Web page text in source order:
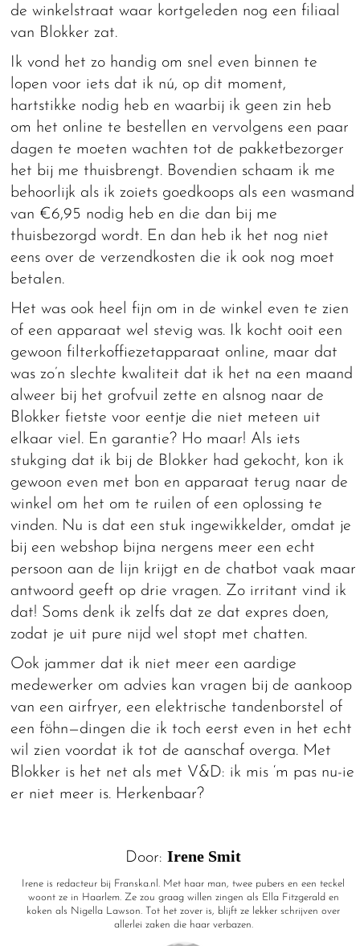
de winkelstraat waar kortgeleden nog een filiaal
van Blokker zat.
Ik vond het zo handig om snel even binnen te
lopen voor iets dat ik nú, op dit moment,
hartstikke nodig heb en waarbij ik geen zin heb
om het online te bestellen en vervolgens een paar
dagen te moeten wachten tot de pakketbezorger
het bij me thuisbrengt. Bovendien schaam ik me
behoorlijk als ik zoiets goedkoops als een wasmand
van €6,95 nodig heb en die dan bij me
thuisbezorgd wordt. En dan heb ik het nog niet
eens over de verzendkosten die ik ook nog moet
betalen.
Het was ook heel fijn om in de winkel even te zien
of een apparaat wel stevig was. Ik kocht ooit een
gewoon filterkoffiezetapparaat online, maar dat
was zo’n slechte kwaliteit dat ik het na een maand
alweer bij het grofvuil zette en alsnog naar de
Blokker fietste voor eentje die niet meteen uit
elkaar viel. En garantie? Ho maar! Als iets
stukging dat ik bij de Blokker had gekocht, kon ik
gewoon even met bon en apparaat terug naar de
winkel om het om te ruilen of een oplossing te
vinden. Nu is dat een stuk ingewikkelder, omdat je
bij een webshop bijna nergens meer een echt
persoon aan de lijn krijgt en de chatbot vaak maar
antwoord geeft op drie vragen. Zo irritant vind ik
dat! Soms denk ik zelfs dat ze dat expres doen,
zodat je uit pure nijd wel stopt met chatten.
Ook jammer dat ik niet meer een aardige
medewerker om advies kan vragen bij de aankoop
van een airfryer, een elektrische tandenborstel of
een föhn—dingen die ik toch eerst even in het echt
wil zien voordat ik tot de aanschaf overga. Met
Blokker is het net als met V&D: ik mis ‘m pas nu-ie
er niet meer is. Herkenbaar?
Door:Irene Smit
Irene is redacteur bij Franska.nl. Met haar man, twee pubers en een teckel
woont ze in Haarlem. Ze zou graag willen zingen als Ella Fitzgerald en
koken als Nigella Lawson. Tot het zover is, blijft ze lekker schrijven over
allerlei zaken die haar verbazen.